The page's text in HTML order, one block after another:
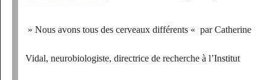
» Nous avons tous des cerveaux différents « parCatherine
Vidal, neurobiologiste, directrice de recherche à l’Institut